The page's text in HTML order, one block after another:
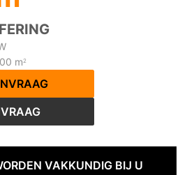
m2
VAKKUNDIG BIJ U